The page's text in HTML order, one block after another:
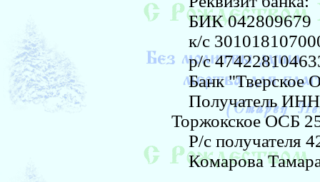
БИК 042809679
к/с
р/с
Банк "Тверское
Получатель ИНН
Торжокское ОСБ
Р/с получателя
Комарова